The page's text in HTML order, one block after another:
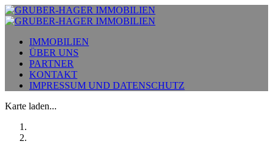
IMMOBILIEN
ÜBER UNS
PARTNER
KONTAKT
IMPRESSUM UND DATENSCHUTZ
Karte laden...